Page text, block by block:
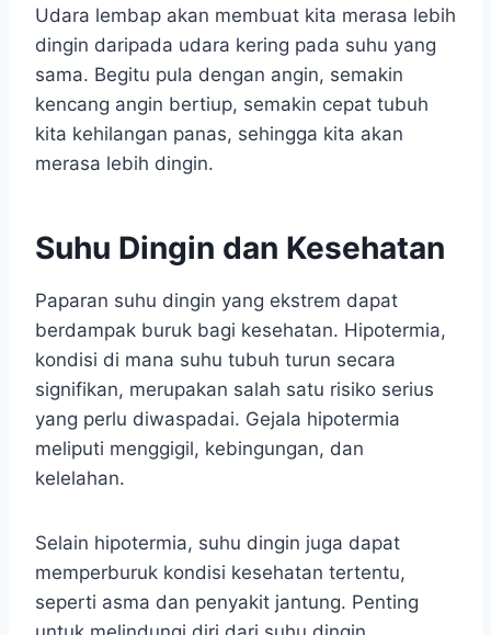
Udara lembap akan membuat kita merasa lebih
dingin daripada udara kering pada suhu yang
sama. Begitu pula dengan angin, semakin
kencang angin bertiup, semakin cepat tubuh
kita kehilangan panas, sehingga kita akan
merasa lebih dingin.
Suhu Dingin dan Kesehatan
Paparan suhu dingin yang ekstrem dapat
berdampak buruk bagi kesehatan. Hipotermia,
kondisi di mana suhu tubuh turun secara
signifikan, merupakan salah satu risiko serius
yang perlu diwaspadai. Gejala hipotermia
meliputi menggigil, kebingungan, dan
kelelahan.
Selain hipotermia, suhu dingin juga dapat
memperburuk kondisi kesehatan tertentu,
seperti asma dan penyakit jantung. Penting